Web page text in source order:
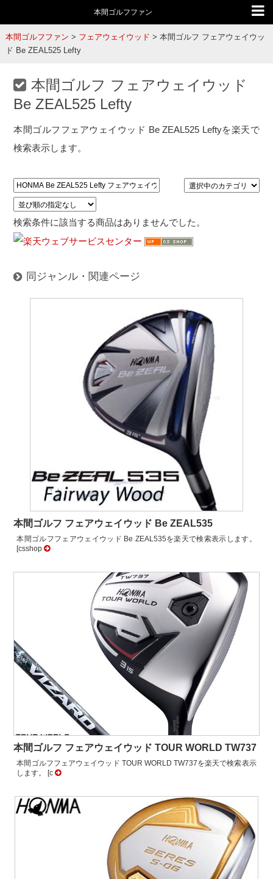
本間ゴルフファン
本間ゴルフファン > フェアウェイウッド > 本間ゴルフ フェアウェイウッ
ド Be ZEAL525 Lefty
本間ゴルフ フェアウェイウッド
Be ZEAL525 Lefty
本間ゴルフフェアウェイウッド Be ZEAL525 Leftyを楽天で
検索表示します。
検索条件に該当する商品はありませんでした。
同ジャンル・関連ページ
本間ゴルフ フェアウェイウッド Be ZEAL535
本間ゴルフフェアウェイウッド Be ZEAL535を楽天で検索表示します。
[csshop
本間ゴルフ フェアウェイウッド TOUR WORLD TW737
本間ゴルフフェアウェイウッド TOUR WORLD TW737を楽天で検索表示
します。 [c